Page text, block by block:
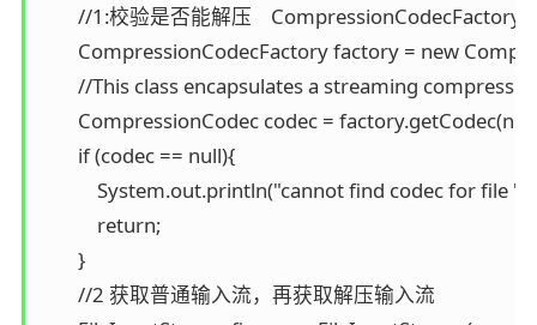
//1:校验是否能解压    CompressionCodecFactory
CompressionCodecFactory factory = new
//This class encapsulates a streaming
CompressionCodec codec =
        if (codec == null){
System.out.println("cannot find codec for file "
            return;
        }
        //2 获取普通输入流，再获取解压输入流